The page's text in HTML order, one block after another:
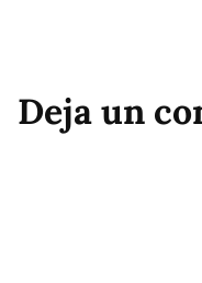
Deja un